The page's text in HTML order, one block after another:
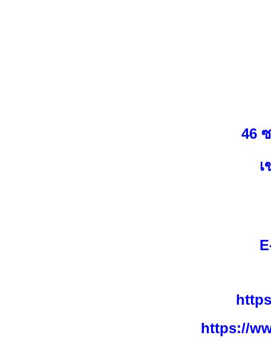
46
https://